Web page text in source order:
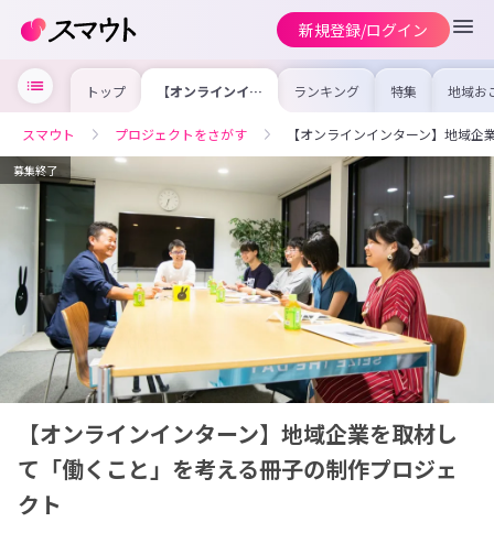
新規登録/ログイン
トップ 【オンラインイン
ターン】地域企業
こと」を考える冊
子の制作プロジェ
クト
ランキング 特集 地域お
の求
を集め
事内容
を比較
合った
スマウト プロジェクトをさがす 【オンラインインターン】地域
募集終了
【オンラインインターン】地域企業を取材し
て「働くこと」を考える冊子の制作プロジェ
クト